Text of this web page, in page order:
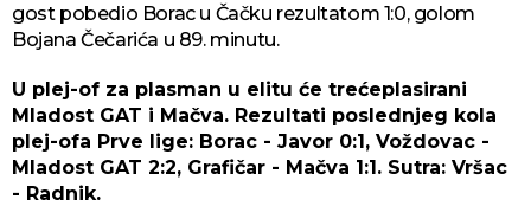
gost pobedio Borac u Čačku rezultatom 1:0, golom
Bojana Čečarića u 89. minutu.
U plej-of za plasman u elitu će trećeplasirani
Mladost GAT i Mačva. Rezultati poslednjeg kola
plej-ofa Prve lige: Borac - Javor 0:1, Voždovac -
Mladost GAT 2:2, Grafičar - Mačva 1:1. Sutra: Vršac
- Radnik.